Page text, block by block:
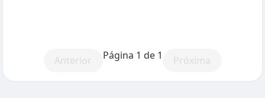
Anterior Página 1 de 1 Próxima